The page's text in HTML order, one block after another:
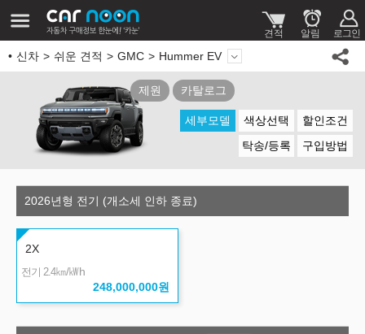
신차 쉬운 견적 GMC Hummer EV
제원 카탈로그
세부모델 색상선택
할인조건
탁송/등록
구입방법
2026년형 전기 (개소세 인하 종료)
2X
전기 2.4㎞/㎾h
248,000,000원